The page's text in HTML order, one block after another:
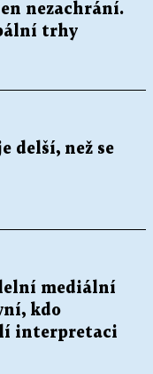
nezachrání.
trhy
delší, než se
mediální
kdo
interpretaci